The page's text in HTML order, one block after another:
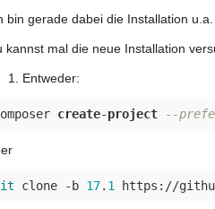
bin gerade dabei die Installation
kannst mal die neue Installation
Entweder:
create-project --
clone -b 17. 1